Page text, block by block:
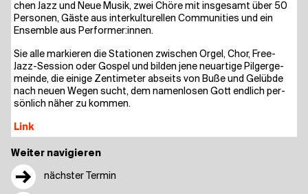
Weiter navigieren
→ nächster Termin
chen Jazz und Neue Musik, zwei Chö­re mit ins­ge­samt über 50
Per­so­nen, Gäs­te aus inter­kul­tu­rel­len Com­mu­ni­ties und ein
Ensem­ble aus Performer:innen.
Sie alle mar­kie­ren die Sta­tio­nen zwi­schen Orgel, Chor, Free-
Jazz-Ses­si­on oder Gos­pel und bil­den jene neu­ar­ti­ge Pil­ger­ge­
mein­de, die eini­ge Zen­ti­me­ter abseits von Buße und Gelüb­de
nach neu­en Wegen sucht, dem namen­lo­sen Gott end­lich per­
sön­lich näher zu kommen.
Link